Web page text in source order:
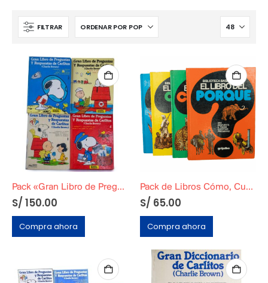
FILTRAR
Pack «Gran Libro de Preguntas y Respuestas de Carlitos» Tomos del 1 al 4
S/ 150.00
Compra ahora
Pack de Libros Cómo, Cuando, Dónde, Porque
S/ 65.00
Compra ahora